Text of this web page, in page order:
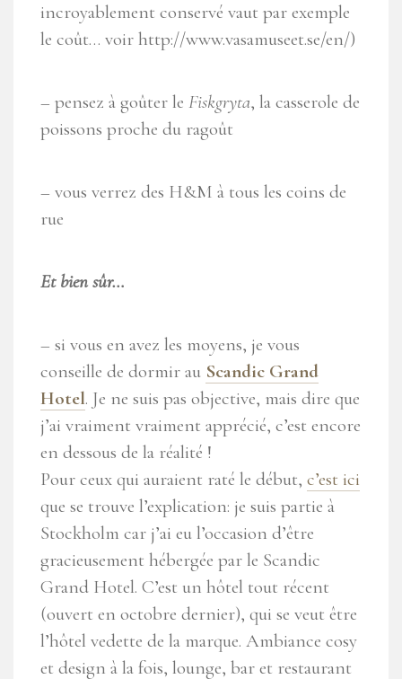
incroyablement conservé vaut par exemple
le coût… voir http://www.vasamuseet.se/en/)
– pensez à goûter le Fiskgryta, la casserole de
poissons proche du ragoût
– vous verrez des H&M à tous les coins de
rue
Et bien sûr…
– si vous en avez les moyens, je vous
conseille de dormir au Scandic Grand
Hotel. Je ne suis pas objective, mais dire que
j’ai vraiment vraiment apprécié, c’est encore
en dessous de la réalité !
Pour ceux qui auraient raté le début, c’est ici
que se trouve l’explication: je suis partie à
Stockholm car j’ai eu l’occasion d’être
gracieusement hébergée par le Scandic
Grand Hotel. C’est un hôtel tout récent
(ouvert en octobre dernier), qui se veut être
l’hôtel vedette de la marque. Ambiance cosy
et design à la fois, lounge, bar et restaurant